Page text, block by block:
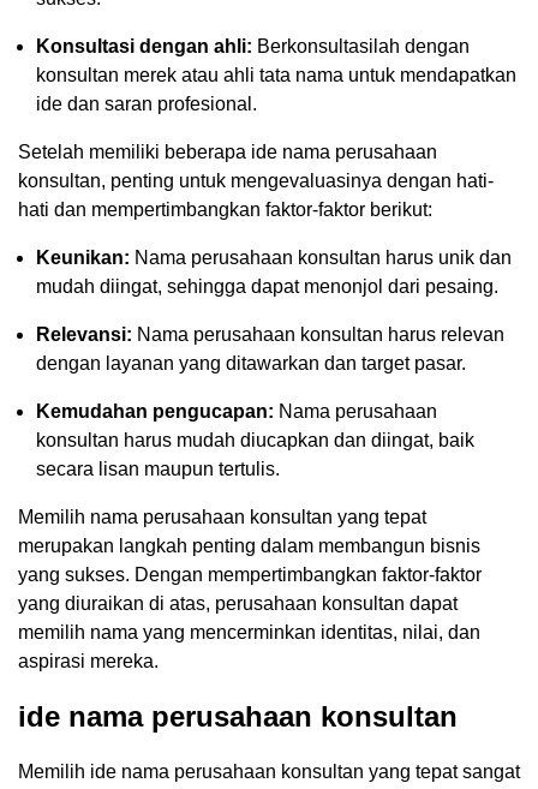
Konsultasi dengan ahli: Berkonsultasilah dengan
konsultan merek atau ahli tata nama untuk mendapatkan
ide dan saran profesional.
Setelah memiliki beberapa ide nama perusahaan
konsultan, penting untuk mengevaluasinya dengan hati-
hati dan mempertimbangkan faktor-faktor berikut:
Keunikan: Nama perusahaan konsultan harus unik dan
mudah diingat, sehingga dapat menonjol dari pesaing.
Relevansi: Nama perusahaan konsultan harus relevan
dengan layanan yang ditawarkan dan target pasar.
Kemudahan pengucapan: Nama perusahaan
konsultan harus mudah diucapkan dan diingat, baik
secara lisan maupun tertulis.
Memilih nama perusahaan konsultan yang tepat
merupakan langkah penting dalam membangun bisnis
yang sukses. Dengan mempertimbangkan faktor-faktor
yang diuraikan di atas, perusahaan konsultan dapat
memilih nama yang mencerminkan identitas, nilai, dan
aspirasi mereka.
ide nama perusahaan konsultan
Memilih ide nama perusahaan konsultan yang tepat sangat